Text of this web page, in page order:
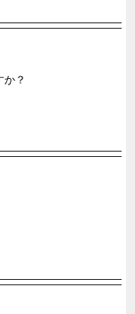
か？